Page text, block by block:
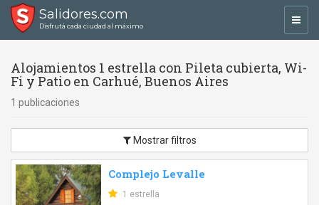
Salidores.com
Disfrutá cada ciudad al máximo
Alojamientos 1 estrella con Pileta cubierta, Wi-
Fi y Patio en Carhué, Buenos Aires
1 publicaciones
Mostrar filtros
Complejo Levalle
1 estrella